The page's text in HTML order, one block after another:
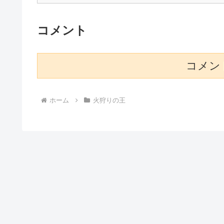
コメント
コメン
ホーム 火狩りの王